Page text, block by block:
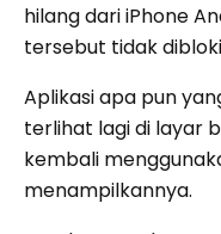
hilang dari iPhone
tersebut tidak
Aplikasi apa pun
terlihat lagi di layar
kembali
menampilkannya.